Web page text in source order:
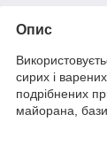
Опис
сирих і
подрібнених
майорана,